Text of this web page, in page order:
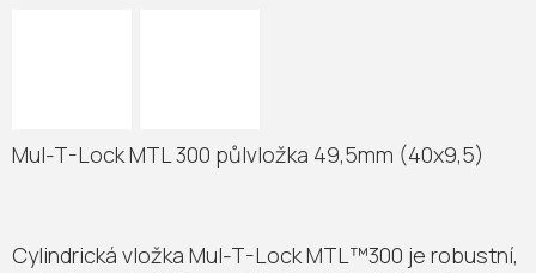
Mul-T-Lock MTL 300 půlvložka 49,5mm (40x9,5)
Cylindrická vložka Mul-T-Lock MTL™300 je robustní,